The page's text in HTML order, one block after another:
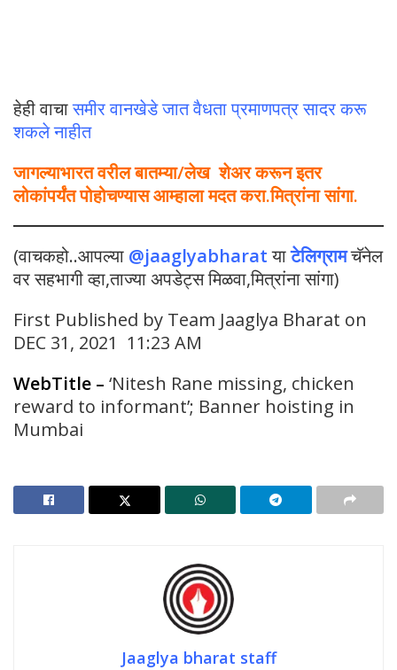
हेही वाचासमीर वानखेडे जात वैधता प्रमाणपत्र सादर करू
शकले नाहीत
जागल्याभारत वरील बातम्या/लेख शेअर करून इतर
लोकांपर्यंत पोहोचण्यास आम्हाला मदत करा.मित्रांना सांगा.
(वाचकहो..आपल्या @jaaglyabharat याटेलिग्रामचॅनेल
वर सहभागी व्हा,ताज्या अपडेट्स मिळवा,मित्रांना सांगा)
First Published by Team Jaaglya Bharat on
DEC 31, 2021 11:23 AM
WebTitle – ‘Nitesh Rane missing, chicken
reward to informant’; Banner hoisting in
Mumbai
Jaaglya bharat staff